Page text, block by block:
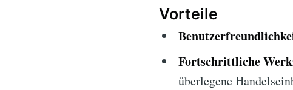
Vorteile
Fortschrittliche
überlegene